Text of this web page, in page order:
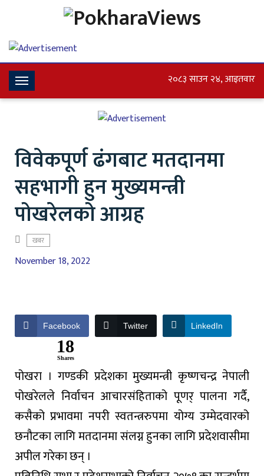
Toggle
Navigation
२०८३ साउन २४, आइतवार
विवेकपूर्ण ढंगबाट मतदानमा
सहभागी हुन मुख्यमन्त्री
पोखरेलको आग्रह
खबर
November 18, 2022
Facebook Twitter LinkedIn
18
Shares
पोखरा । गण्डकी प्रदेशका मुख्यमन्त्री कृष्णचन्द्र नेपाली
पोखरेलले निर्वाचन आचारसंहिताको पूणर् पालना गर्दै,
कसैको प्रभावमा नपरी स्वतन्त्ररुपमा योग्य उम्मेदवारको
छनौटका लागि मतदानमा संलग्न हुनका लागि प्रदेशवासीमा
अपील गरेका छन् ।